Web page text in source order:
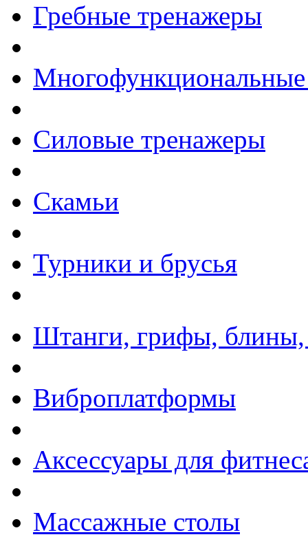
Гребные тренажеры
Силовые тренажеры
Скамьи
Турники и брусья
Штанги, грифы, блины,
Виброплатформы
Аксессуары для
Массажные столы